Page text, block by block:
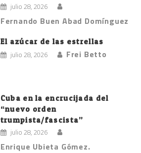
julio 28, 2026
Fernando Buen Abad Domínguez
El azúcar de las estrellas
julio 28, 2026 Frei Betto
Cuba en la encrucijada del
“nuevo orden
trumpista/fascista”
julio 28, 2026
Enrique Ubieta Gómez.